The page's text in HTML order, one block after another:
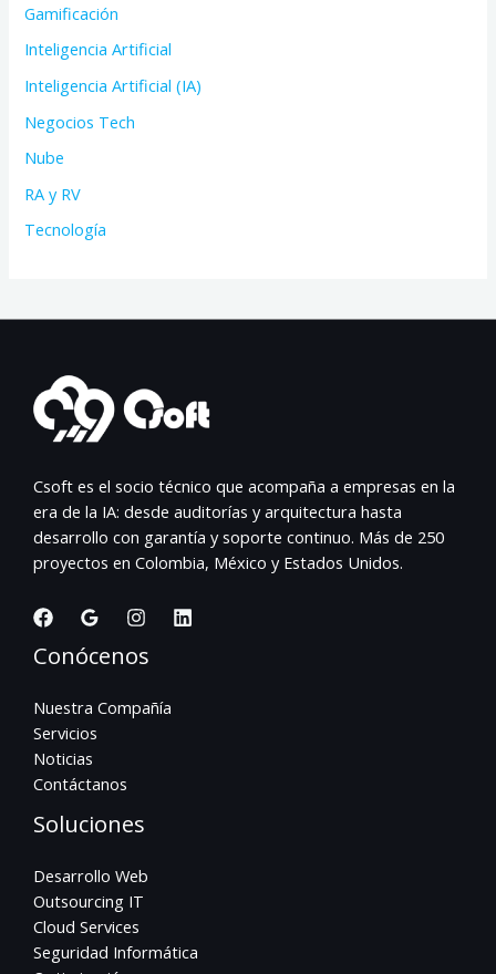
Gamificación
Inteligencia Artificial
Inteligencia Artificial (IA)
Negocios Tech
Nube
RA y RV
Tecnología
Csoft es el socio técnico que acompaña a empresas en la
era de la IA: desde auditorías y arquitectura hasta
desarrollo con garantía y soporte continuo. Más de 250
proyectos en Colombia, México y Estados Unidos.
Conócenos
Nuestra Compañía
Servicios
Noticias
Contáctanos
Soluciones
Desarrollo Web
Outsourcing IT
Cloud Services
Seguridad Informática